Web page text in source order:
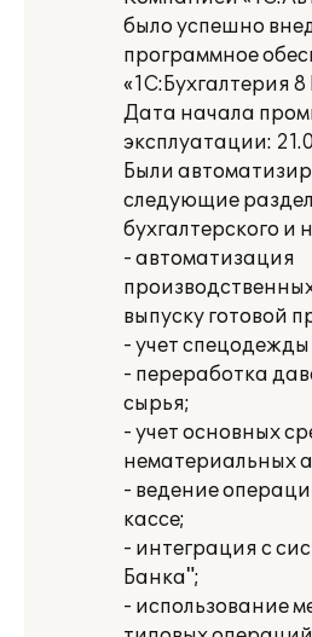
было успешно
программное
«1C:Бухгалтерия
Дата начала
эксплуатации:
Были
следующие
бухгалтерского и
- автоматизация
выпуску готовой
- учет
- переработка
сырья;
- учет основных
нематериальных
- ведение
кассе;
- интеграция с
Банка";
- использование